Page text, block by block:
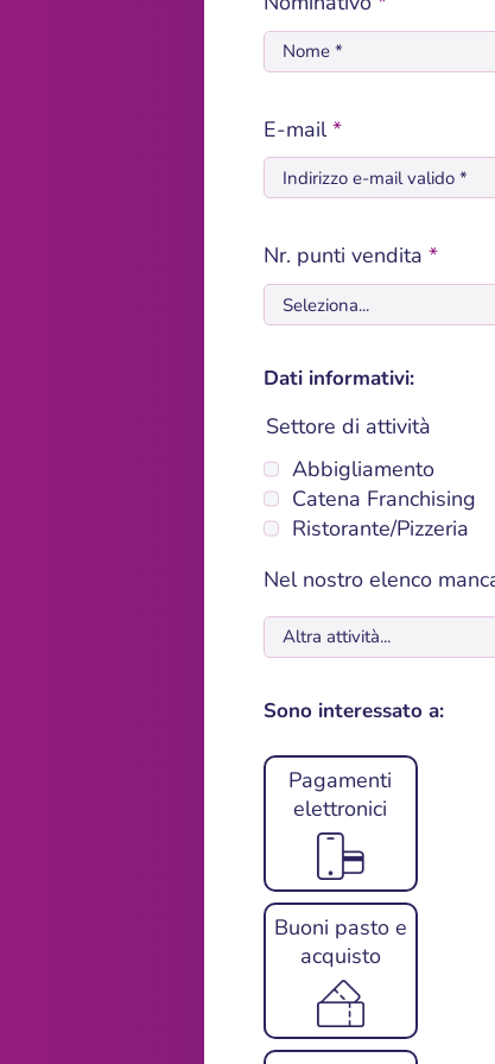
E-mail*
Nr. punti vendita *
Dati informativi:
Settore di attività
Abbigliamento
Catena Franchising
Ristorante/Pizzeria
Nel nostro elenco
Sono interessato a:
Pagamenti
elettronici
Buoni pasto e
acquisto